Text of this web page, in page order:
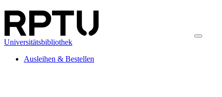
Universitätsbibliothek
Ausleihen & Bestellen